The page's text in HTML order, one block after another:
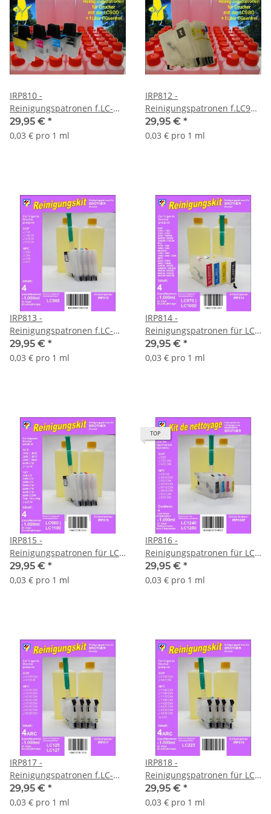
IRP810 -
Reinigungspatronen f.LC-
900 + 1 Liter
Druckkopfreiniger
29,95 € *
0,03 € pro 1 ml
IRP812 -
Reinigungspatronen f.LC980
+ 1 Liter Druckkopfreiniger
29,95 € *
0,03 € pro 1 ml
IRP813 -
Reinigungspatronen f.LC-
985 + 1 Liter
Druckkopfreiniger
29,95 € *
0,03 € pro 1 ml
IRP814 -
Reinigungspatronen für LC-
1000 + 1 Liter
Druckkopfreiniger
29,95 € *
0,03 € pro 1 ml
IRP815 -
Reinigungspatronen für LC-
1100 + 1 Liter
Druckkopfreiniger
29,95 € *
0,03 € pro 1 ml
TOP
IRP816 -
Reinigungspatronen für LC-
1220 / LC-1240 / LC-1280 + 1
Liter Druckkopfreiniger
29,95 € *
0,03 € pro 1 ml
IRP817 -
Reinigungspatronen f.LC-
123 / LC-125 / LC-127 + 1
Liter Druckkopfreiniger
29,95 € *
0,03 € pro 1 ml
IRP818 -
Reinigungspatronen für LC-
223 + 1 Liter Düsenfrei
29,95 € *
0,03 € pro 1 ml